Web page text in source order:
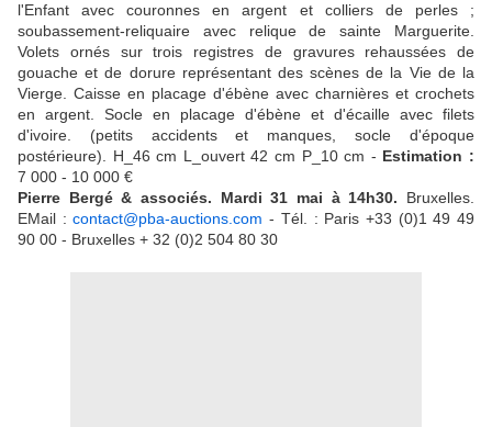
l'Enfant avec couronnes en argent et colliers de perles ;
soubassement-reliquaire avec relique de sainte Marguerite.
Volets ornés sur trois registres de gravures rehaussées de
gouache et de dorure représentant des scènes de la Vie de la
Vierge. Caisse en placage d'ébène avec charnières et crochets
en argent. Socle en placage d'ébène et d'écaille avec filets
d'ivoire. (petits accidents et manques, socle d'époque
postérieure). H_46 cm L_ouvert 42 cm P_10 cm - Estimation :
7 000 - 10 000 €
Pierre Bergé & associés. Mardi 31 mai à 14h30. Bruxelles.
EMail :contact@pba-auctions.com - Tél. : Paris +33 (0)1 49 49
90 00 - Bruxelles + 32 (0)2 504 80 30